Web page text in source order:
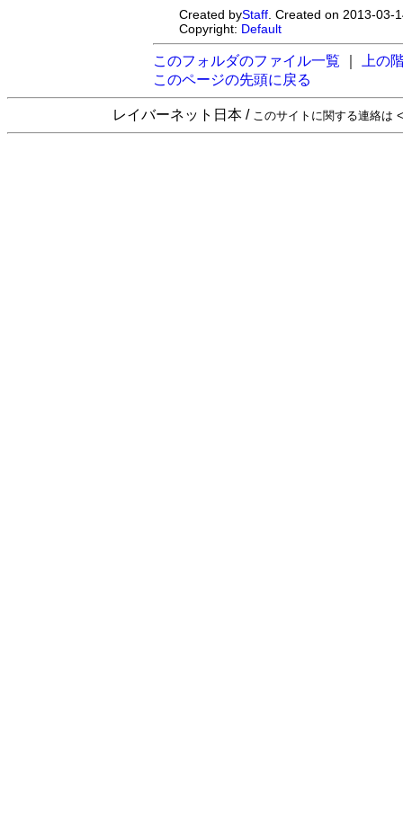
Created byStaff . Created on 2013-
Copyright: Default
このフォルダのファイル一覧
上の
このページの先頭に戻る
レイバーネット日本 / このサイトに関する連絡は